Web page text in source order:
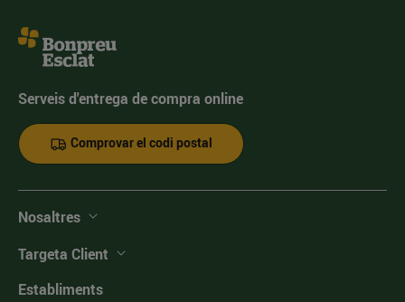
Serveis d'entrega de compra online
Comprovar el codi postal
Nosaltres
Targeta Client
Establiments